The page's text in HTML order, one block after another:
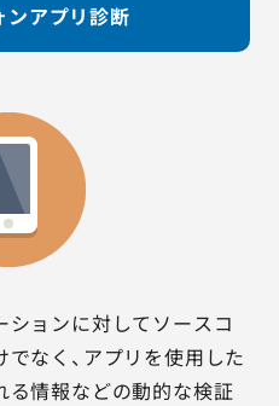
ンアプリ診断
ョンに対してソースコ
なく、アプリを使用した
る情報などの動的な検証